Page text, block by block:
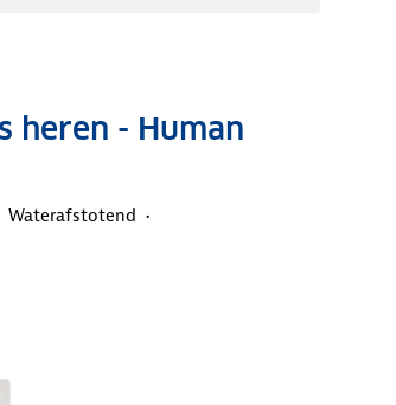
heren - Human
Waterafstotend